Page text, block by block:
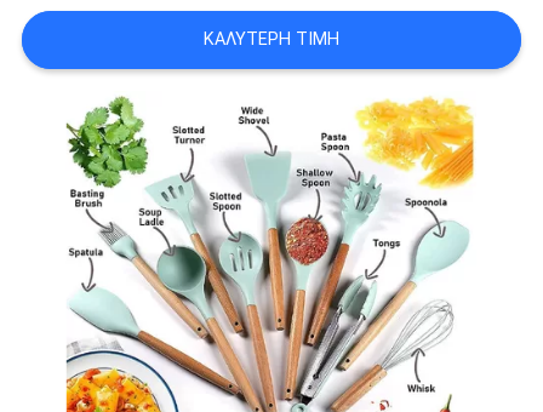
POLICY
ΚΑΛΎΤΕΡΗ ΤΙΜΉ